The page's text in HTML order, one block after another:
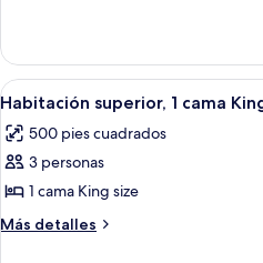
cama
King
size
superior,
cama
size
Abrir
todas
las
fotos
de
Habitación
4
Habitación superior, 1 cama
500 pies cuadrados
3 personas
1 cama King size
Más detalles
Más